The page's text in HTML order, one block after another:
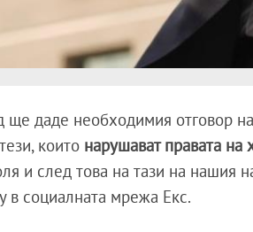
ще даде необходимия отговор
които нарушават правата на
и след това на тази на нашия
в социалната мрежа Екс.